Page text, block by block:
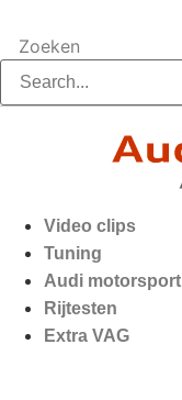
Zoeken
Video clips
Tuning
Audi motorsport
Rijtesten
Extra VAG